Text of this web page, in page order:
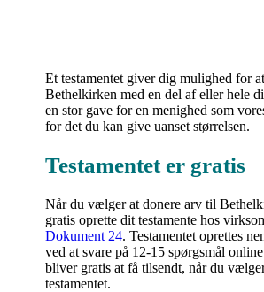
Et testamentet giver dig mulighed for
Bethelkirken med en del af eller hele
en stor gave for en menighed som
for det du kan give uanset størrelsen.
Testamentet er gratis
Når du vælger at donere arv til
gratis oprette dit testamente hos
Dokument 24. Testamentet oprettes
ved at svare på 12-15 spørgsmål
bliver gratis at få tilsendt, når du
testamentet.